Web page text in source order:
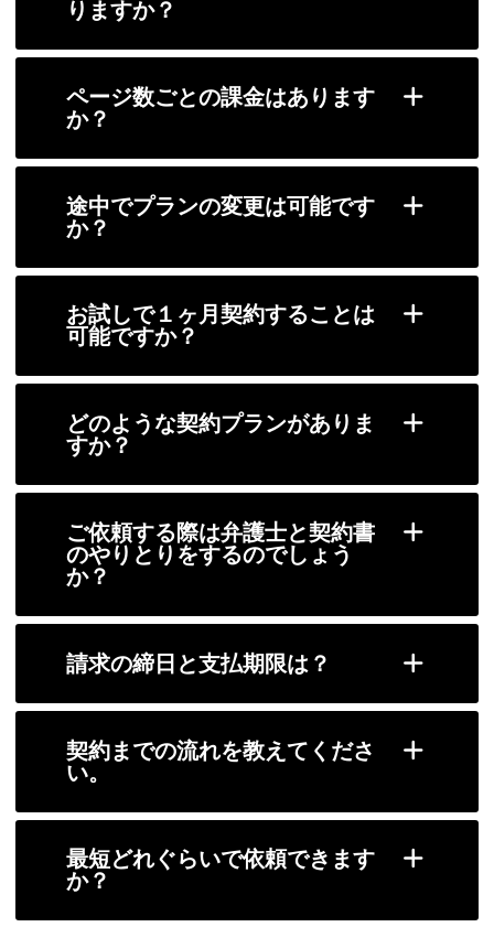
りますか？
ページ数ごとの課金はあります
か？
途中でプランの変更は可能です
か？
お試しで１ヶ月契約することは
可能ですか？
どのような契約プランがありま
すか？
ご依頼する際は弁護士と契約書
のやりとりをするのでしょう
か？
請求の締日と支払期限は？
契約までの流れを教えてくださ
い。
最短どれぐらいで依頼できます
か？